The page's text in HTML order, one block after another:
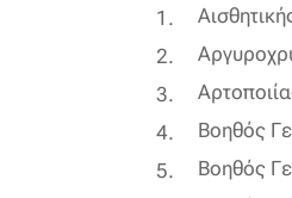
Βοηθός
Βοηθός